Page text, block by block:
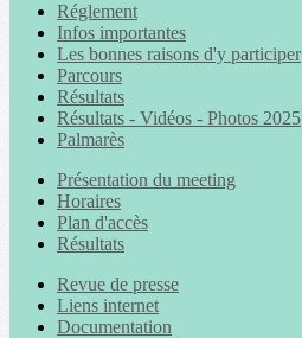
Réglement
Infos importantes
Les bonnes raisons d'y participer
Parcours
Résultats
Résultats - Vidéos - Photos 2025
Palmarès
Présentation du meeting
Horaires
Plan d'accès
Résultats
Revue de presse
Liens internet
Documentation